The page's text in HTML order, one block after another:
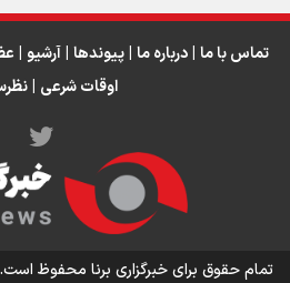
اینفو برنا / توصیه‌هایی طلایی برای
انتظار حضور تیم‌های بزرگ مثل استقلال
تماس با ما درباره ما پیوندها آرشیو
اوقات شرعی
تمام حقوق برای خبرگزاری برنا محفوظ